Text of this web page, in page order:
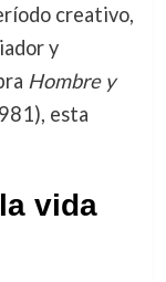
creativo,
y
Hombre y
esta
vida